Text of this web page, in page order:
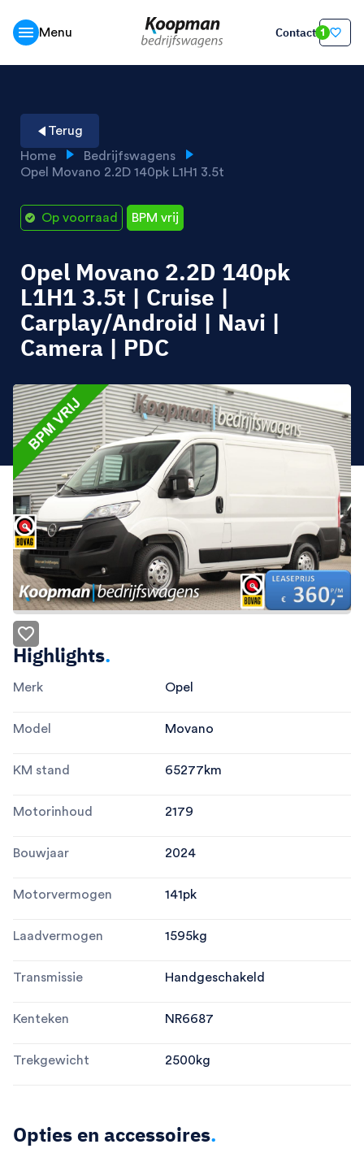
Menu Contact 1
Terug
Home
Bedrijfswagens
Opel Movano 2.2D 140pk L1H1 3.5t
Op voorraad BPM vrij
Opel Movano 2.2D 140pk
L1H1 3.5t | Cruise |
Carplay/Android | Navi |
Camera | PDC
Highlights.
Merk Opel
Model Movano
KM stand 65277km
Motorinhoud 2179
Bouwjaar 2024
Motorvermogen 141pk
Laadvermogen 1595kg
Transmissie Handgeschakeld
Kenteken NR6687
Trekgewicht 2500kg
Opties en accessoires.